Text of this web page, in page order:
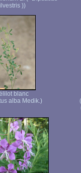
))
blanc
alba Medik.)